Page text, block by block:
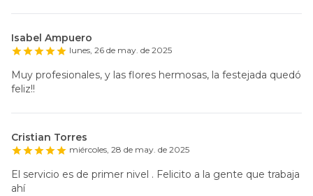
Isabel Ampuero
lunes, 26 de may. de 2025
Muy profesionales, y las flores hermosas, la festejada quedó
feliz!!
Cristian Torres
miércoles, 28 de may. de 2025
El servicio es de primer nivel . Felicito a la gente que trabaja
ahí